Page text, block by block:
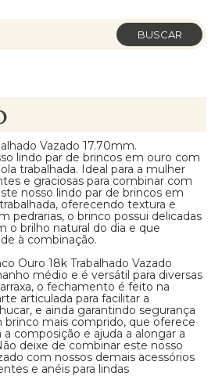
BUSCAR
Vazado 17.70mm.
lindo par de brincos em ouro com
trabalhada. Ideal para a mulher
e graciosas para combinar com
nosso lindo par de brincos em
oferecendo textura e
pedrarias, o brinco possui delicadas
o brilho natural do dia e que
à combinação.
Ouro 18k Trabalhado Vazado
médio e é versátil para diversas
o fechamento é feito na
articulada para facilitar a
e ainda garantindo segurança
brinco mais comprido, que oferece
composição e ajuda a alongar a
deixe de combinar este nosso
com nossos demais acessórios
e anéis para lindas